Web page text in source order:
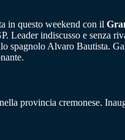
in questo weekend con il
Leader indiscusso e senza
Alvaro Bautista.
provincia cremonese.